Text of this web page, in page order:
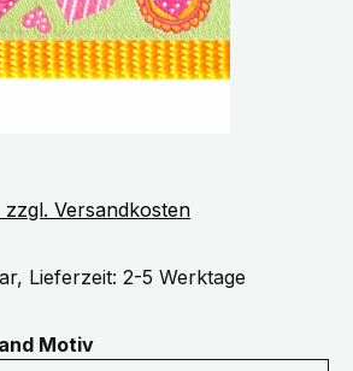
Versandkosten
Lieferzeit: 2-5 Werktage
Motivauswählen